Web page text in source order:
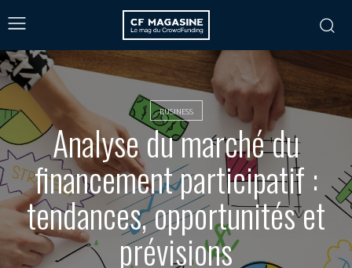
BUSINESS
Analyse du marché du
financement participatif :
tendances, opportunités et
prévisions